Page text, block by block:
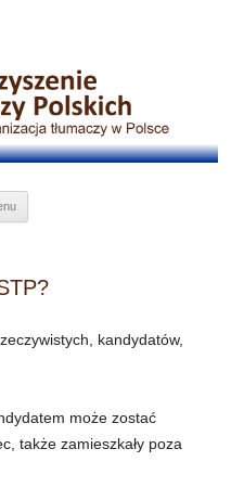
kandydatów,
może zostać
także zamieszkały poza